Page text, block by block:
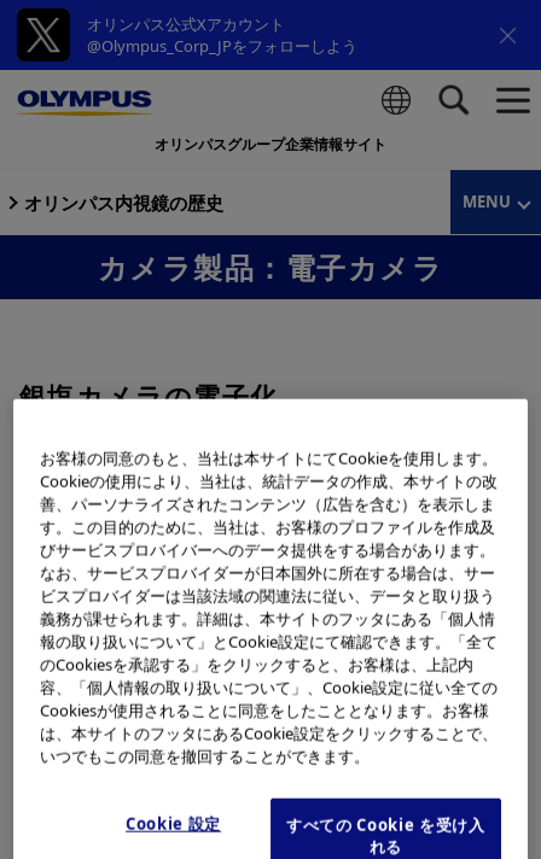
オリンパス公式Xアカウント
@Olympus_Corp_JPをフォローしよう
オリンパスグループ企業情報サイト
オリンパス内視鏡の歴史 MENU
カメラ製品：電子カメラ
銀塩カメラの電子化
銀塩カメラの電子化を予見していたオリンパスは、早い時
期からカメラの電子化の研究を重ねていました。1991年
には、アナログ式のスチルビデオカメラを発売。翌々年に
は、デジタルスチルカメラを発売しました。
お客様の同意のもと、当社は本サイトにてCookieを使用します。
Cookieの使用により、当社は、統計データの作成、本サイトの改
善、パーソナライズされたコンテンツ（広告を含む）を表示しま
す。この目的のために、当社は、お客様のプロファイルを作成及
びサービスプロバイバーへのデータ提供をする場合があります。
なお、サービスプロバイダーが日本国外に所在する場合は、サー
ビスプロバイダーは当該法域の関連法に従い、データと取り扱う
義務が課せられます。詳細は、本サイトのフッタにある「個人情
報の取り扱いについて」とCookie設定にて確認できます。「全て
のCookiesを承認する」をクリックすると、お客様は、上記内
容、「個人情報の取り扱いについて」、Cookie設定に従い全ての
Cookiesが使用されることに同意をしたこととなります。お客様
は、本サイトのフッタにあるCookie設定をクリックすることで、
いつでもこの同意を撤回することができます。
Cookie 設定
すべての Cookie を受け入
れる